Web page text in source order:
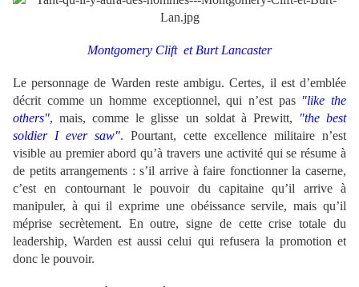
Montgomery Clift et Burt Lancaster
Le personnage de Warden reste ambigu. Certes, il est d’emblée
décrit comme un homme exceptionnel, qui n’est pas "like the
others", mais, comme le glisse un soldat à Prewitt,
"the best
soldier I ever saw". Pourtant, cette excellence militaire n’est
visible au premier abord qu’à travers une activité qui se résume à
de petits arrangements : s’il arrive à faire fonctionner la caserne,
c’est en contournant le pouvoir du capitaine qu’il arrive à
manipuler, à qui il exprime une obéissance servile, mais qu’il
méprise secrètement. En outre, signe de cette crise totale du
leadership, Warden est aussi celui qui refusera la promotion et
donc le pouvoir.